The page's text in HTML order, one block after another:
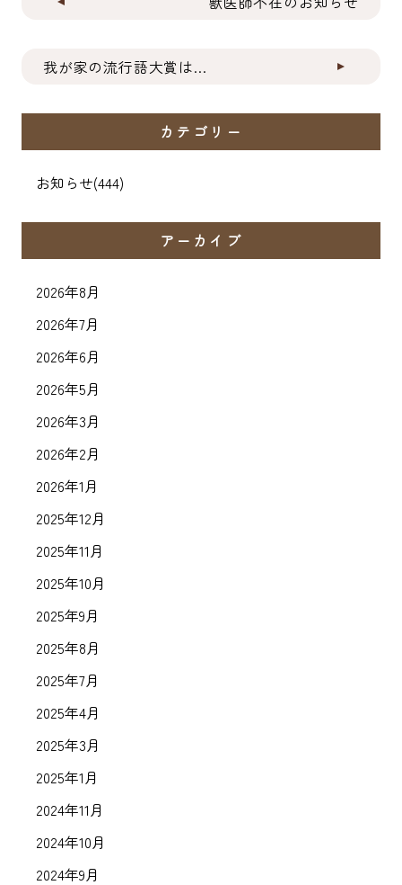
我が家の流行語大賞は...
カテゴリー
お知らせ(444)
アーカイブ
2026年8月
2026年7月
2026年6月
2026年5月
2026年3月
2026年2月
2026年1月
2025年12月
2025年11月
2025年10月
2025年9月
2025年8月
2025年7月
2025年4月
2025年3月
2025年1月
2024年11月
2024年10月
2024年9月